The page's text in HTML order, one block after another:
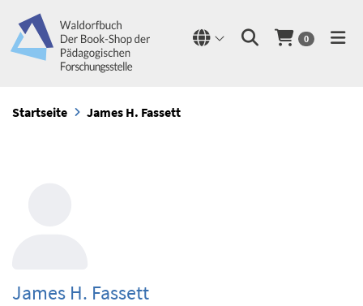
0
Startseite James H. Fassett
James H. Fassett